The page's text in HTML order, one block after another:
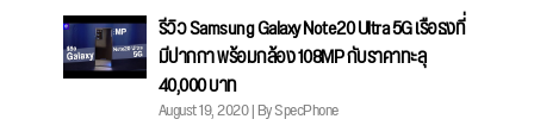
รีวิว Samsung Galaxy Note20 Ultra 5G เรือธงที่
มีปากกา พร้อมกล้อง 108MP กับราคาทะลุ
40,000 บาท
August 19, 2020 | By SpecPhone